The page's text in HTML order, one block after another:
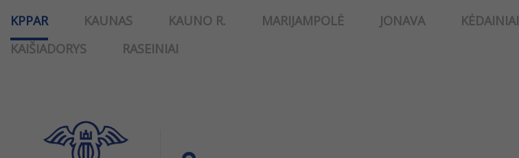
KPPAR KAUNAS KAUNO R. MARIJAMPOLĖ JONAVA KĖDAINIAI
KAIŠIADORYS
RASEINIAI